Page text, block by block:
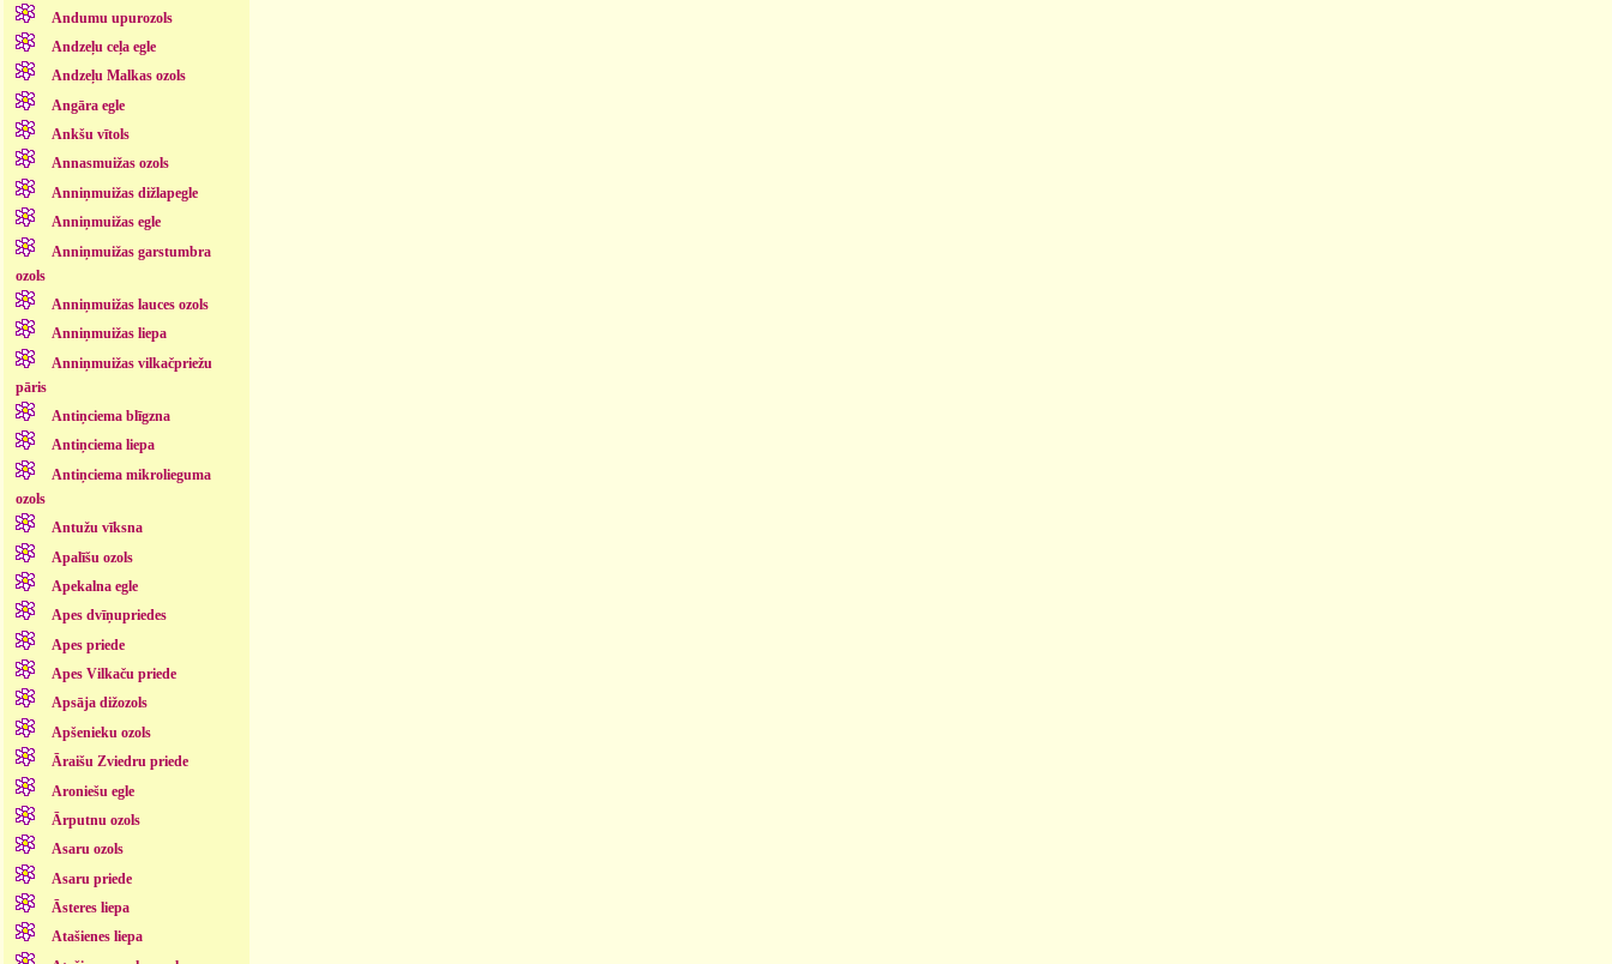
Andumu upurozols
Andzeļu ceļa egle
Andzeļu Malkas ozols
Angāra egle
Ankšu vītols
Annasmuižas ozols
Anniņmuižas dižlapegle
Anniņmuižas egle
Anniņmuižas garstumbra
ozols
Anniņmuižas lauces ozols
Anniņmuižas liepa
Anniņmuižas vilkačpriežu
pāris
Antiņciema blīgzna
Antiņciema liepa
Antiņciema mikrolieguma
ozols
Antužu vīksna
Apalīšu ozols
Apekalna egle
Apes dvīņupriedes
Apes priede
Apes Vilkaču priede
Apsāja dižozols
Apšenieku ozols
Āraišu Zviedru priede
Aroniešu egle
Ārputnu ozols
Asaru ozols
Asaru priede
Āsteres liepa
Atašienes liepa